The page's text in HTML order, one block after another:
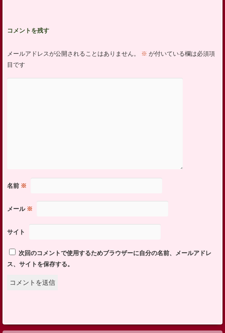
コメントを残す
メールアドレスが公開されることはありません。 ※ が付いている欄は必須項
目です
名前 ※
メール ※
サイト
次回のコメントで使用するためブラウザーに自分の名前、メールアドレ
ス、サイトを保存する。